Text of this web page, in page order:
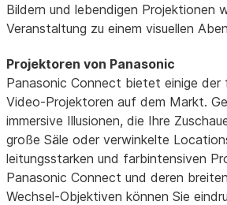
Bildern und lebendigen Projektionen
Veranstaltung zu einem visuellen
Projektoren von Panasonic
Panasonic Connect bietet einige
Video-Projektoren auf dem Markt.
immersive Illusionen, die Ihre
große Säle oder verwinkelte
leitungsstarken und farbintensiven
Panasonic Connect und deren
Wechsel-Objektiven können Sie